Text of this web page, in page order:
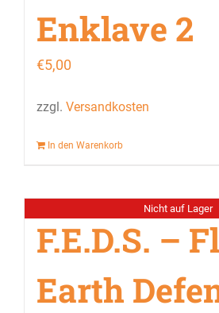
Enklave 2
€5,00
zzgl. Versandkosten
In den Warenkorb
Nicht auf Lager
F.E.D.S. –
Earth